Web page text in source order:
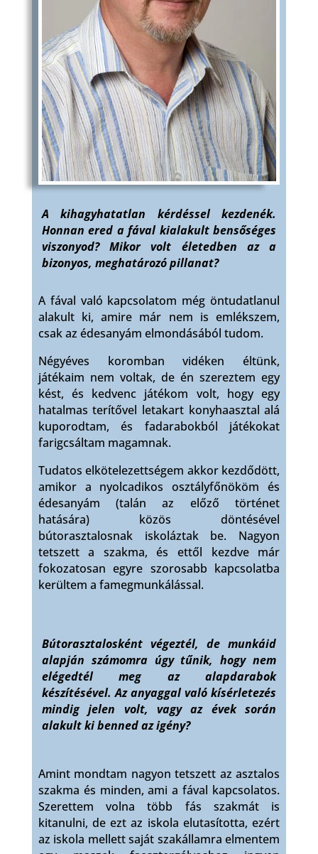
A kihagyhatatlan kérdéssel kezdenék.
Honnan ered a fával kialakult bensőséges
viszonyod? Mikor volt életedben az a
bizonyos, meghatározó pillanat?
A fával való kapcsolatom még öntudatlanul
alakult ki, amire már nem is emlékszem,
csak az édesanyám elmondásából tudom.
Négyéves koromban vidéken éltünk,
játékaim nem voltak, de én szereztem egy
kést, és kedvenc játékom volt, hogy egy
hatalmas terítővel letakart konyhaasztal alá
kuporodtam, és fadarabokból játékokat
farigcsáltam magamnak.
Tudatos elkötelezettségem akkor kezdődött,
amikor a nyolcadikos osztályfőnököm és
édesanyám (talán az előző történet
hatására) közös döntésével
bútorasztalosnak iskoláztak be. Nagyon
tetszett a szakma, és ettől kezdve már
fokozatosan egyre szorosabb kapcsolatba
kerültem a famegmunkálással.
Bútorasztalosként végeztél, de munkáid
alapján számomra úgy tűnik, hogy nem
elégedtél meg az alapdarabok
készítésével. Az anyaggal való kísérletezés
mindig jelen volt, vagy az évek során
alakult ki benned az igény?
Amint mondtam nagyon tetszett az asztalos
szakma és minden, ami a fával kapcsolatos.
Szerettem volna több fás szakmát is
kitanulni, de ezt az iskola elutasította, ezért
az iskola mellett saját szakállamra elmentem